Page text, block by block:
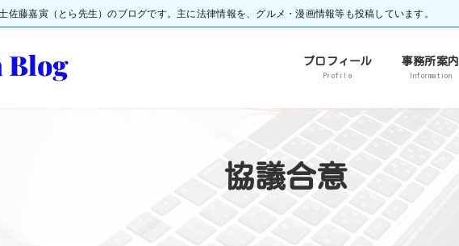
佐藤嘉寅（とら先生）のブログです。主に法律情報を、グルメ・漫画情報等も投稿しています。
プロフィール
Profile
事務所案内
Information
協議合意